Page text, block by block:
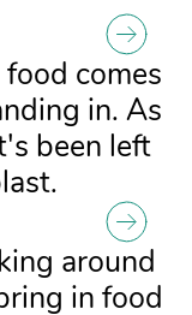
comes
in. As
been left
around
in food